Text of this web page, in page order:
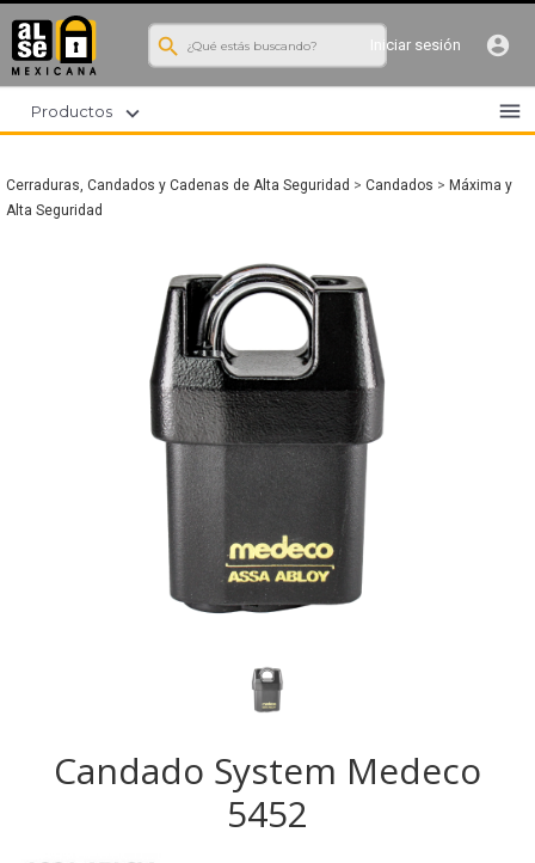
search Iniciar sesión account_circle
menu
Productos expand_more
Cerraduras, Candados y Cadenas de Alta Seguridad > Candados > Máxima y
Alta Seguridad
Candado System Medeco
5452